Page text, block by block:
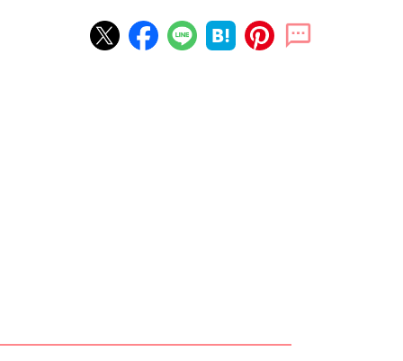
れていて、また、自分で食べていいもの・ダメなものが判断でき
るまでになっているのでトラブルにはなりませんでしたが…」(長